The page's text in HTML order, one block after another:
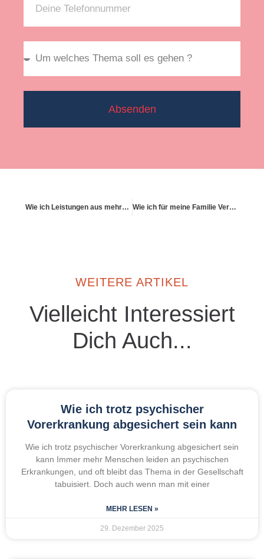
Absenden
Wie ich Leistungen aus mehreren Versicherungen kombinieren kann Wie ich für meine Familie Verantwortung übernehme – auch finanziell
WEITERE ARTIKEL
Vielleicht Interessiert
Dich Auch...
Wie ich trotz psychischer
Vorerkrankung abgesichert sein kann
Wie ich trotz psychischer Vorerkrankung abgesichert sein
kann Immer mehr Menschen leiden an psychischen
Erkrankungen, und oft bleibt das Thema in der Gesellschaft
tabuisiert. Doch auch wenn man mit einer
MEHR LESEN »
29. Dezember 2025